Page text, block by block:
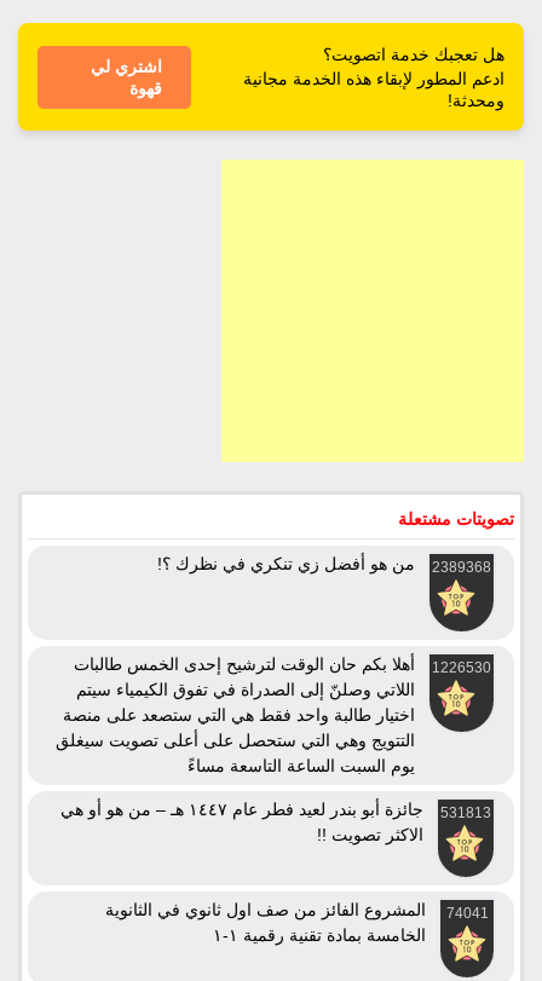
هل تعجبك خدمة اتصويت؟
ادعم المطور لإبقاء هذه الخدمة مجانية
ومحدثة!
اشتري لي
قهوة
تصويتات مشتعلة
2389368 من هو أفضل زي تنكري في نظرك ؟!
1226530
أهلا بكم حان الوقت لترشيح إحدى الخمس طالبات
اللاتي وصلنّ إلى الصدراة في تفوق الكيمياء سيتم
اختيار طالبة واحد فقط هي التي ستصعد على منصة
التتويج وهي التي ستحصل على أعلى تصويت سيغلق
يوم السبت الساعة التاسعة مساءً
531813
جائزة أبو بندر لعيد فطر عام ١٤٤٧ هـ – من هو أو هي
الاكثر تصويت !!
74041
المشروع الفائز من صف اول ثانوي في الثانوية
الخامسة بمادة تقنية رقمية ١-١